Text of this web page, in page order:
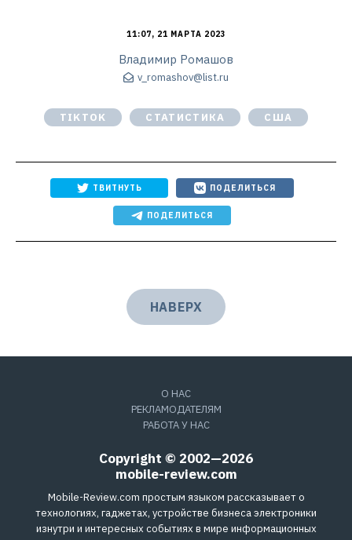
11:07, 21 МАРТА 2023
Владимир Ромашов
v_romashov@list.ru
TIKTOK СТАТИСТИКА США
ТВИТНУТЬ ПОДЕЛИТЬСЯ
ПОДЕЛИТЬСЯ
НАВЕРХ
О НАС
РЕКЛАМОДАТЕЛЯМ
РАБОТА У НАС
Copyright © 2002—2026
mobile-review.com
Mobile-Review.com простым языком рассказывает о
технологиях, гаджетах, устройстве бизнеса электроники
изнутри и интересных событиях в мире информационных